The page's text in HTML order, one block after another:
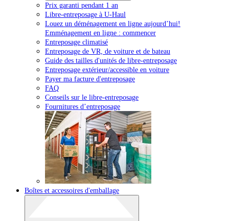
Prix garanti pendant 1 an
Libre-entreposage à U-Haul
Louez un déménagement en ligne aujourd’hui!
Emménagement en ligne : commencer
Entreposage climatisé
Entreposage de VR, de voiture et de bateau
Guide des tailles d'unités de libre-entreposage
Entreposage extérieur/accessible en voiture
Payer ma facture d'entreposage
FAQ
Conseils sur le libre-entreposage
Fournitures d’entreposage
Boîtes et accessoires d'emballage